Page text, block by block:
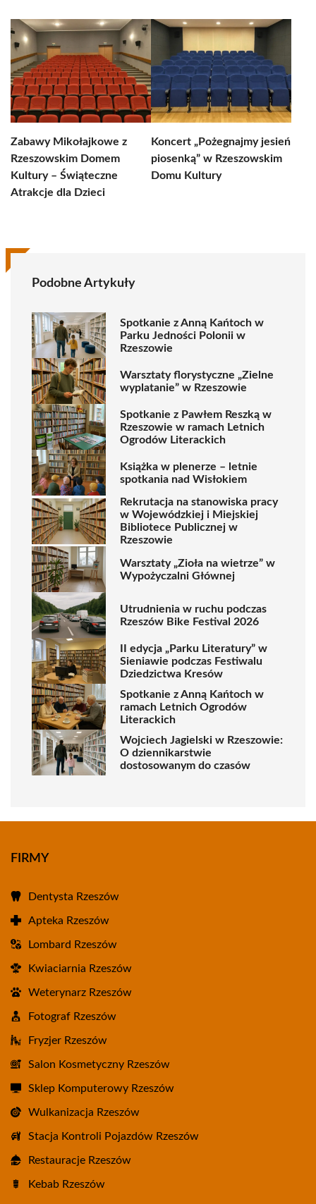
Zabawy Mikołajkowe z
Rzeszowskim Domem
Kultury – Świąteczne
Atrakcje dla Dzieci
Koncert „Pożegnajmy jesień
piosenką” w Rzeszowskim
Domu Kultury
Podobne Artykuły
Spotkanie z Anną Kańtoch w
Parku Jedności Polonii w
Rzeszowie
Warsztaty florystyczne „Zielne
wyplatanie” w Rzeszowie
Spotkanie z Pawłem Reszką w
Rzeszowie w ramach Letnich
Ogrodów Literackich
Książka w plenerze – letnie
spotkania nad Wisłokiem
Rekrutacja na stanowiska pracy
w Wojewódzkiej i Miejskiej
Bibliotece Publicznej w
Rzeszowie
Warsztaty „Zioła na wietrze” w
Wypożyczalni Głównej
Utrudnienia w ruchu podczas
Rzeszów Bike Festival 2026
II edycja „Parku Literatury” w
Sieniawie podczas Festiwalu
Dziedzictwa Kresów
Spotkanie z Anną Kańtoch w
ramach Letnich Ogrodów
Literackich
Wojciech Jagielski w Rzeszowie:
O dziennikarstwie
dostosowanym do czasów
FIRMY
Dentysta Rzeszów
Apteka Rzeszów
Lombard Rzeszów
Kwiaciarnia Rzeszów
Weterynarz Rzeszów
Fotograf Rzeszów
Fryzjer Rzeszów
Salon Kosmetyczny Rzeszów
Sklep Komputerowy Rzeszów
Wulkanizacja Rzeszów
Stacja Kontroli Pojazdów Rzeszów
Restauracje Rzeszów
Kebab Rzeszów